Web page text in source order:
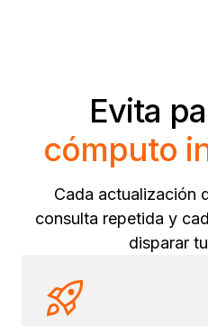
Evita
cómputo
Cada actualización
consulta repetida y
disparar